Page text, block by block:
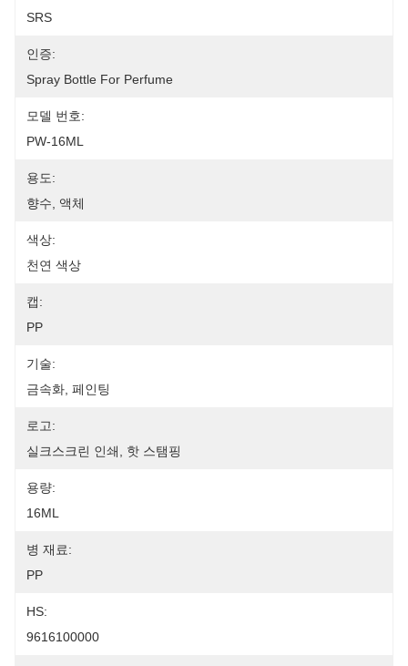
SRS
인증:
Spray Bottle For Perfume
모델 번호:
PW-16ML
용도:
향수, 액체
색상:
천연 색상
캡:
PP
기술:
금속화, 페인팅
로고:
실크스크린 인쇄, 핫 스탬핑
용량:
16ML
병 재료:
PP
HS:
9616100000